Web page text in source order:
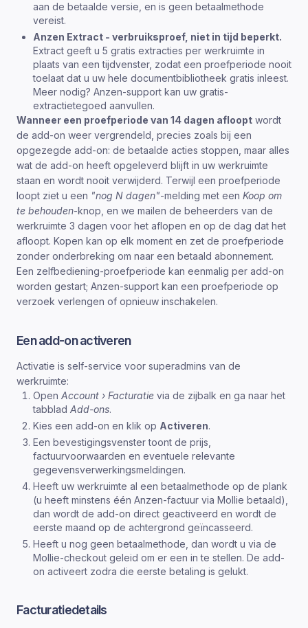
aan de betaalde versie, en is geen betaalmethode
vereist.
Anzen Extract - verbruiksproef, niet in tijd beperkt.
Extract geeft u 5 gratis extracties per werkruimte in
plaats van een tijdvenster, zodat een proefperiode nooit
toelaat dat u uw hele documentbibliotheek gratis inleest.
Meer nodig? Anzen-support kan uw gratis-
extractietegoed aanvullen.
Wanneer een proefperiode van 14 dagen afloopt wordt
de add-on weer vergrendeld, precies zoals bij een
opgezegde add-on: de betaalde acties stoppen, maar alles
wat de add-on heeft opgeleverd blijft in uw werkruimte
staan en wordt nooit verwijderd. Terwijl een proefperiode
loopt ziet u een "nog N dagen"-melding met een Koop om
te behouden-knop, en we mailen de beheerders van de
werkruimte 3 dagen voor het aflopen en op de dag dat het
afloopt. Kopen kan op elk moment en zet de proefperiode
zonder onderbreking om naar een betaald abonnement.
Een zelfbediening-proefperiode kan eenmalig per add-on
worden gestart; Anzen-support kan een proefperiode op
verzoek verlengen of opnieuw inschakelen.
Een add-on activeren
Activatie is self-service voor superadmins van de
werkruimte:
Open Account › Facturatie via de zijbalk en ga naar het
tabblad Add-ons.
Kies een add-on en klik op Activeren.
Een bevestigingsvenster toont de prijs,
factuurvoorwaarden en eventuele relevante
gegevensverwerkingsmeldingen.
Heeft uw werkruimte al een betaalmethode op de plank
(u heeft minstens één Anzen-factuur via Mollie betaald),
dan wordt de add-on direct geactiveerd en wordt de
eerste maand op de achtergrond geïncasseerd.
Heeft u nog geen betaalmethode, dan wordt u via de
Mollie-checkout geleid om er een in te stellen. De add-
on activeert zodra die eerste betaling is gelukt.
Facturatiedetails